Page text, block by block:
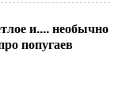
и.... необычно
попугаев